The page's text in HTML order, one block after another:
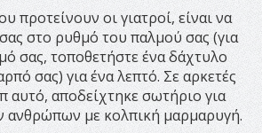
προτείνουν οι γιατροί, είναι να
στο ρυθμό του παλμού σας (για
σας, τοποθετήστε ένα δάχτυλο
σας) για ένα λεπτό. Σε αρκετές
αυτό, αποδείχτηκε σωτήριο για
ανθρώπων με κολπική μαρμαρυγή.